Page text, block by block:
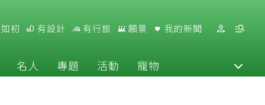
初 有設計 有行旅 願景 我的新聞
名人 專題 活動 寵物